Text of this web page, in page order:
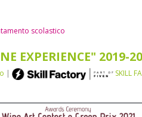
scolastico
EXPERIENCE" 2019-
| SKILL